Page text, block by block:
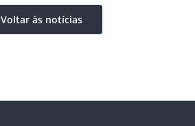
Voltar às notícias